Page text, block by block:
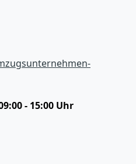
- 15:00 Uhr